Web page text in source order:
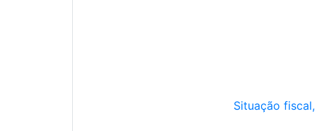
Situação